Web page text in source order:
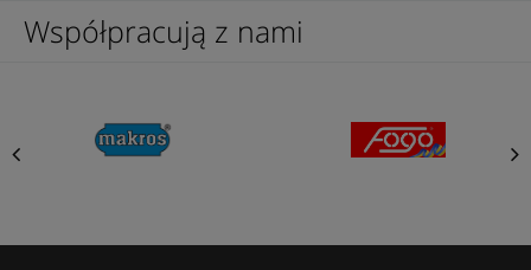
Współpracują z nami